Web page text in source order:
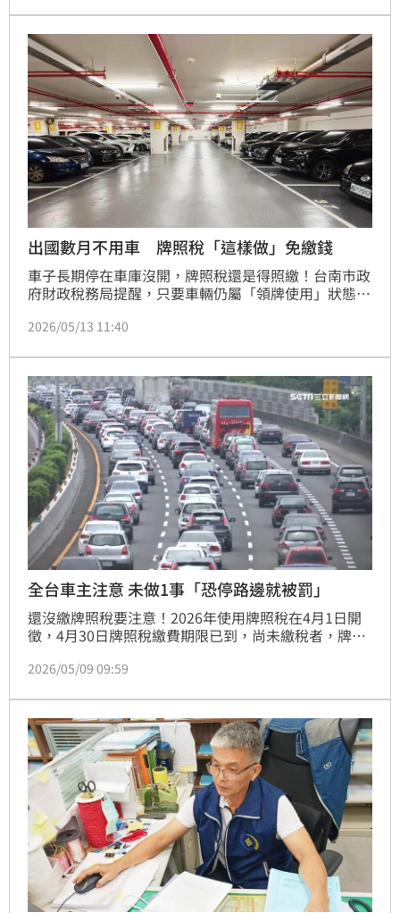
出國數月不用車 牌照稅「這樣做」免繳錢
車子長期停在車庫沒開，牌照稅還是得照繳！台南市政
府財政稅務局提醒，只要車輛仍屬「領牌使用」狀態，
中，都仍須依法繳納全額牌照稅；若短期內確定不會使
停止課稅。
2026/05/13 11:40
全台車主注意 未做1事「恐停路邊就被罰」
還沒繳牌照稅要注意！2026年使用牌照稅在4月1日開
徵，4月30日牌照稅繳費期限已到，尚未繳稅者，牌照
10％；30日的滯納期滿後，恐還會面臨額外罰鍰及強
旦查獲沒繳的車上路、停在公共道路上，車主將被依法
開罰。
2026/05/09 09:59